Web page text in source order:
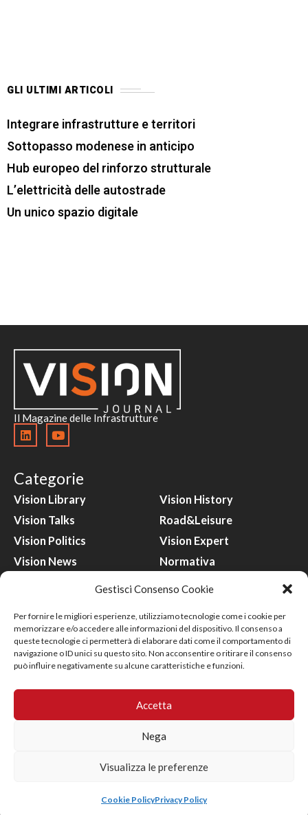
Gestisci Consenso Cookie
Per fornire le migliori esperienze, utilizziamo tecnologie come i cookie per
memorizzare e/o accedere alle informazioni del dispositivo. Il consenso a
queste tecnologie ci permetterà di elaborare dati come il comportamento di
navigazione o ID unici su questo sito. Non acconsentire o ritirare il consenso
può influire negativamente su alcune caratteristiche e funzioni.
Accetta
Nega
Visualizza le preferenze
Cookie PolicyPrivacy Policy
GLI ULTIMI ARTICOLI
Integrare infrastrutture e territori
Sottopasso modenese in anticipo
Hub europeo del rinforzo strutturale
L’elettricità delle autostrade
Un unico spazio digitale
Il Magazine delle Infrastrutture
Categorie
Vision Library
Vision Talks
Vision Politics
Vision News
Green Vision
Focus ON
Vision History
Road&Leisure
Vision Expert
Normativa
Cantiere
Lavori Pubblici
Contatti
commerciale@visionjournal.it
Privacy Policy